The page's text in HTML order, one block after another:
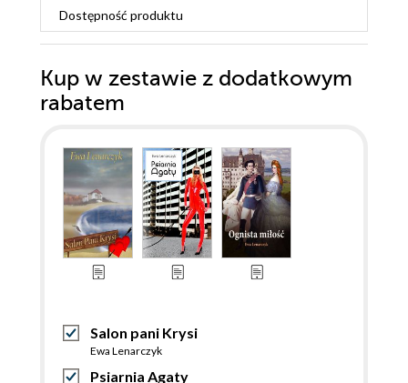
Dostępność produktu
Kup w zestawie z dodatkowym
rabatem
Salon pani Krysi
Ewa Lenarczyk
Psiarnia Agaty